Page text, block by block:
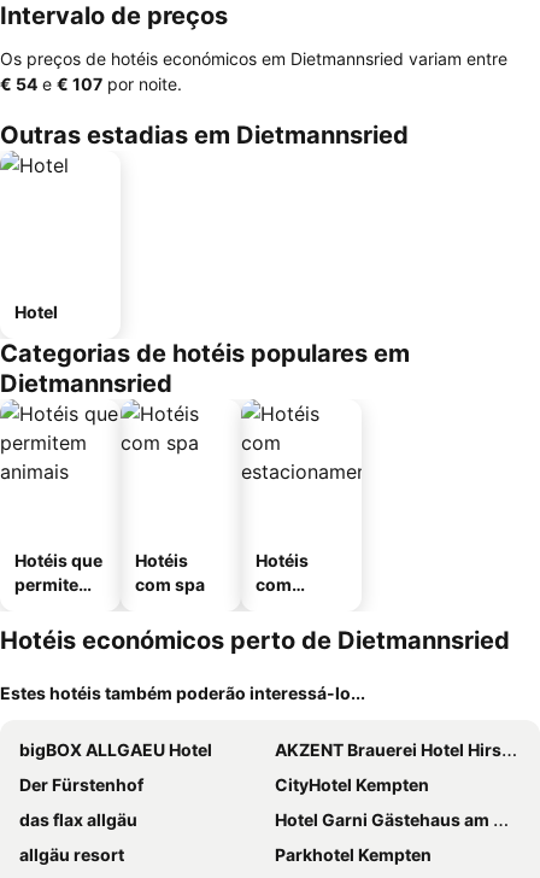
Intervalo de preços
Os preços de hotéis económicos em Dietmannsried variam entre
‎€ 54 e ‎€ 107 por noite.
Outras estadias em Dietmannsried
Hotel
Categorias de hotéis populares em
Dietmannsried
Hotéis que
permitem
Hotéis
com spa
Hotéis
com
mento
Hotéis económicos perto de Dietmannsried
Estes hotéis também poderão interessá-lo...
bigBOX ALLGAEU Hotel
AKZENT Brauerei Hotel Hirsch
Der Fürstenhof
CityHotel Kempten
das flax allgäu
Hotel Garni Gästehaus am Mühlbach
allgäu resort
Parkhotel Kempten